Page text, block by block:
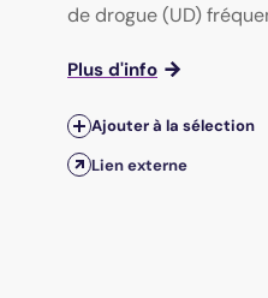
de drogue (UD)
Plus d'info
Ajouter à la sélection
Lien externe